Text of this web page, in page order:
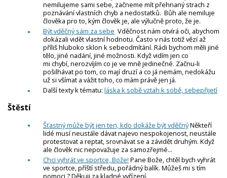
nemilujeme sami sebe, začneme mít přehnaný strach z
poznávání vlastních chyb a nedostatků. Bůh ale nemiluje
člověka pro to, kým člověk je, ale výlučně proto, že je.
Být vděčný sám za sebe Vděčnost nám otvírá oči, abychom
dokázali vidět vlastní hodnotu. Často v nás totiž vězí až
příliš hluboko sklon k sebeodmítání. Rádi bychom měli jiné
tělo, jiné nadání, jiné možnosti. Když vidím jen co
mi chybí, nerozvíjím co je ve mně jedinečné. Začnu-li
pošilhávat po tom, co mají druzí a co já nemám, nedokážu
už si všímat a vážit toho, co mám právě jen já.
Další texty k tématu: láska k sobě vztah k sobě, sebepřijetí
Štěstí
Šťastný může být jen ten, kdo dokáže být vděčnýNěkteří
lidé musí neustále dávat najevo nespokojenost, neustále
protestovat a reptat, srovnávat se a závidět druhým. Když
ale člověk nic nepovažuje za samozřejmé...
Chci vyhrát ve sportce, Bože! Pane Bože, chtěl bych vyhrát
ve sportce, příští středu, pořádný balík. Můžeš mi s tím
pomoci ? Děkuji za kladné vyřízení.